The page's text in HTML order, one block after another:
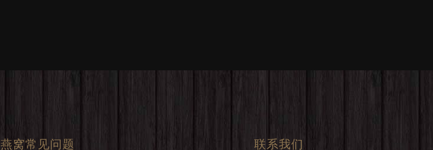
燕窝常见问题 联系我们